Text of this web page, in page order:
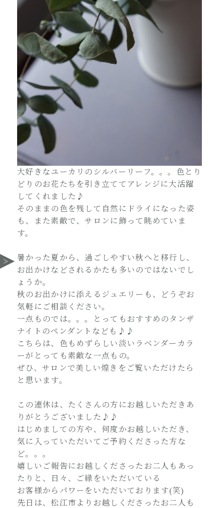
大好きなユーカリのシルバーリーフ。。。色とり
どりのお花たちを引き立ててアレンジに大活躍
してくれました♪
そのままの色を残して自然にドライになった姿
も、また素敵で、サロンに飾って眺めていま
す。
暑かった夏から、過ごしやすい秋へと移行し、
お出かけなどされるかたも多いのではないでし
ょうか。
秋のお出かけに添えるジュエリーも、どうぞお
気軽にご相談ください。
一点ものでは。。。とってもおすすめのタンザ
ナイトのペンダントなども♪♪
こちらは、色もめずらしい淡いラベンダーカラ
ーがとっても素敵な一点もの。
ぜひ、サロンで美しい煌きをご覧いただけたら
と思います。
この連休は、たくさんの方にお越しいただきあ
りがとうございました♪♪
はじめましての方や、何度かお越しいただき、
気に入っていただいてご予約くださった方な
ど。。。
嬉しいご報告にお越しくださったお二人もあっ
たりと、日々、ご縁をいただいている
お客様からパワーをいただいております(笑)
先日は、松江市よりお越しくださったお二人も